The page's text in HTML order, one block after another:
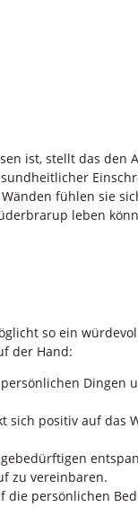
ist, stellt das den
fühlen sie
leben
so ein
der Hand:
Dingen
sich positiv auf das
zu vereinbaren.
die persönlichen